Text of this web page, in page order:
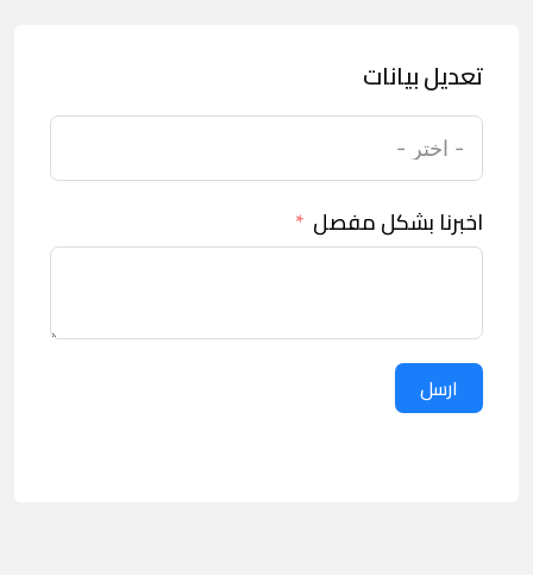
تعديل بيانات
اخبرنا بشكل مفصل
ارسل